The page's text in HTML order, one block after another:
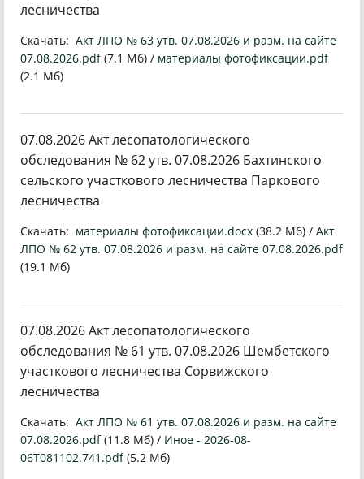
лесничества
Скачать: Акт ЛПО № 63 утв. 07.08.2026 и разм. на сайте
07.08.2026.pdf(7.1 Мб) / материалы фотофиксации.pdf
(2.1 Мб)
07.08.2026 Акт лесопатологического
обследования № 62 утв. 07.08.2026 Бахтинского
сельского участкового лесничества Паркового
лесничества
Скачать: материалы фотофиксации.docx (38.2 Мб) / Акт
ЛПО № 62 утв. 07.08.2026 и разм. на сайте 07.08.2026.pdf
(19.1 Мб)
07.08.2026 Акт лесопатологического
обследования № 61 утв. 07.08.2026 Шембетского
участкового лесничества Сорвижского
лесничества
Скачать: Акт ЛПО № 61 утв. 07.08.2026 и разм. на сайте
07.08.2026.pdf(11.8 Мб) / Иное - 2026-08-
06T081102.741.pdf(5.2 Мб)